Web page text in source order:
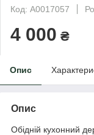
Код: А0017057
4 000 ₴
Опис
Опис
Обідній кухонний